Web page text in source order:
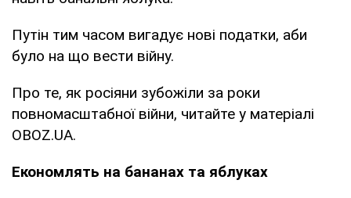
Путін тим часом вигадує нові податки, аби
було на що вести війну.
Про те, як росіяни зубожіли за роки
повномасштабної війни, читайте у матеріалі
OBOZ.UA.
Економлять на бананах та яблуках